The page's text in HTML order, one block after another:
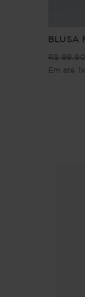
BLUSA
R$ 99,90
Em até 1 x